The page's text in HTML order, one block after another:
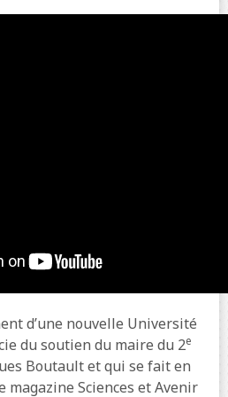
d’une nouvelle Université
du soutien du maire du 2e
Boutault et qui se fait en
magazine Sciences et Avenir